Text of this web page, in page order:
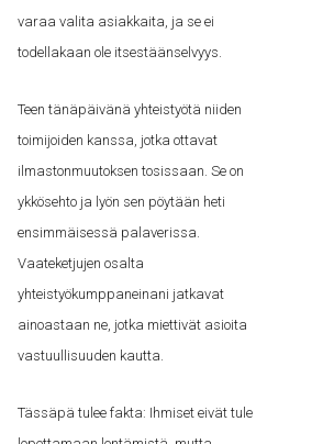
varaa valita asiakkaita, ja se ei
todellakaan ole itsestäänselvyys.
Teen tänäpäivänä yhteistyötä niiden
toimijoiden kanssa, jotka ottavat
ilmastonmuutoksen tosissaan. Se on
ykkösehto ja lyön sen pöytään heti
ensimmäisessä palaverissa.
Vaateketjujen osalta
yhteistyökumppaneinani jatkavat
ainoastaan ne, jotka miettivät asioita
vastuullisuuden kautta.
Tässäpä tulee fakta: Ihmiset eivät tule